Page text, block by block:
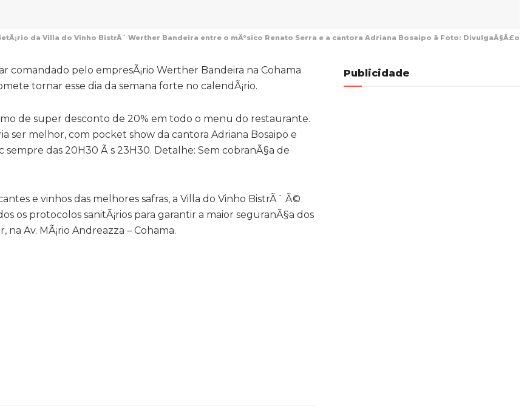
da Villa do Vinho BistrÃ´ Werther Bandeira entre o mÃºsico Renato Serra e a cantora Adriana Bosaipo â Foto: DivulgaÃ§Ã£o
comandado pelo empresÃ¡rio Werther Bandeira na Cohama
tornar esse dia da semana forte no calendÃ¡rio.
de super desconto de 20% em todo o menu do restaurante.
ser melhor, com pocket show da cantora Adriana Bosaipo e
das 20H30 Ã s 23H30. Detalhe: Sem cobranÃ§a de
e vinhos das melhores safras, a Villa do Vinho BistrÃ´ Ã©
os protocolos sanitÃ¡rios para garantir a maior seguranÃ§a dos
Av. MÃ¡rio Andreazza – Cohama.
Publicidade